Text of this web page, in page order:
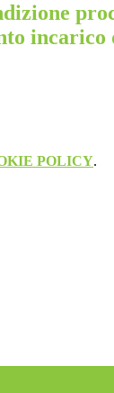
incarico
POLICY.